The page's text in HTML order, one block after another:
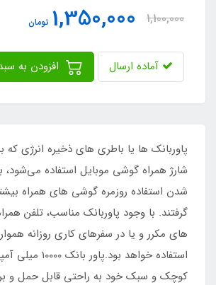
1,100,000
1,350,000 تومان
آماده ارسال
پاوربانک ها یا باطری های ذخیره انرژی که
شارژ همراه گوشی موبایل استفاده می‌شود،
شدن استفاده روزمره گوشی های همراه
گرفتند. با وجود پاوربانک مناسب، تلفن
های مکرر و یا در سفرهای کاری روزانه
کوچک و سبک خود به راحتی قابل حمل و